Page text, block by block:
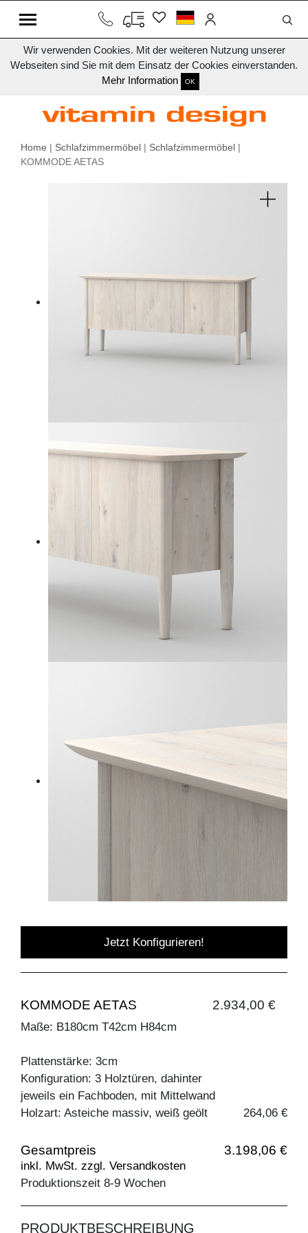
Wir verwenden Cookies. Mit der weiteren Nutzung unserer
Webseiten sind Sie mit dem Einsatz der Cookies einverstanden.
Mehr Information
OK
Home | Schlafzimmermöbel | Schlafzimmermöbel |
KOMMODE AETAS
Jetzt Konfigurieren!
KOMMODE AETAS 2.934,00 €
Maße: B180cm T42cm H84cm
Plattenstärke: 3cm
Konfiguration: 3 Holztüren, dahinter
jeweils ein Fachboden, mit Mittelwand
Holzart: Asteiche massiv, weiß geölt
264,06 €
Gesamtpreis 3.198,06 €
inkl. MwSt. zzgl. Versandkosten
Produktionszeit 8-9 Wochen
PRODUKTBESCHREIBUNG